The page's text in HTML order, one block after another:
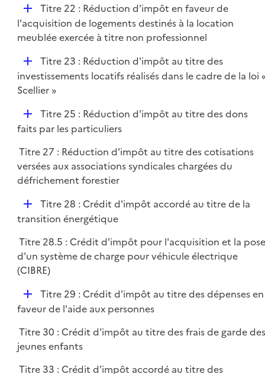
r
D
é
p
e
r
Titre 22 : Réduction d'impôt en faveur de
l'acquisition de logements destinés à la location
meublée exercée à titre non professionnel
D
é
p
e
Titre 23 : Réduction d'impôt au titre des
investissements locatifs réalisés dans le cadre de la loi
Scellier »
D
é
l
i
e
Titre 25 : Réduction d'impôt au titre des dons
faits par les particuliers
Titre 27 : Réduction d'impôt au titre des cotisations
versées aux associations syndicales chargées du
défrichement forestier
D
é
l
i
e
Titre 28 : Crédit d'impôt accordé au titre de la
transition énergétique
Titre 28.5 : Crédit d'impôt pour l'acquisition et la
d'un système de charge pour véhicule électrique
(CIBRE)
D
é
l
i
e
Titre 29 : Crédit d'impôt au titre des dépenses en
faveur de l'aide aux personnes
Titre 30 : Crédit d'impôt au titre des frais de garde
jeunes enfants
Titre 33 : Crédit d'impôt accordé au titre des